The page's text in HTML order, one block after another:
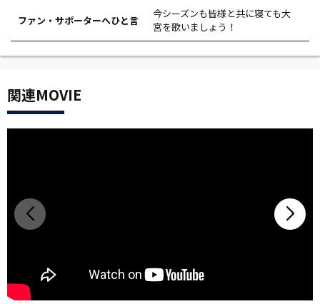
ファン・サポーターへひと言
今シーズンも皆様と共に寝ても大
宮を歌いましょう！
関連MOVIE